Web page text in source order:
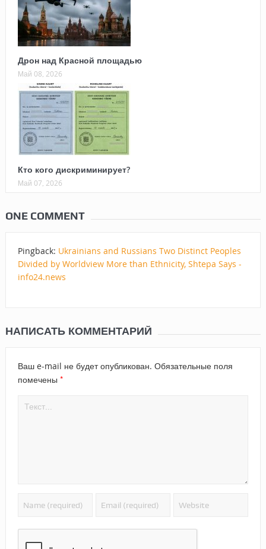
Дрон над Красной площадью
Май 08, 2026
Кто кого дискриминирует?
Май 07, 2026
ONE COMMENT
Pingback: Ukrainians and Russians Two Distinct Peoples
Divided by Worldview More than Ethnicity, Shtepa Says -
info24.news
НАПИСАТЬ КОММЕНТАРИЙ
Ваш e-mail не будет опубликован. Обязательные поля
помечены *